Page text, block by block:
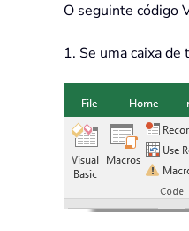
O seguinte código
1. Se uma caixa